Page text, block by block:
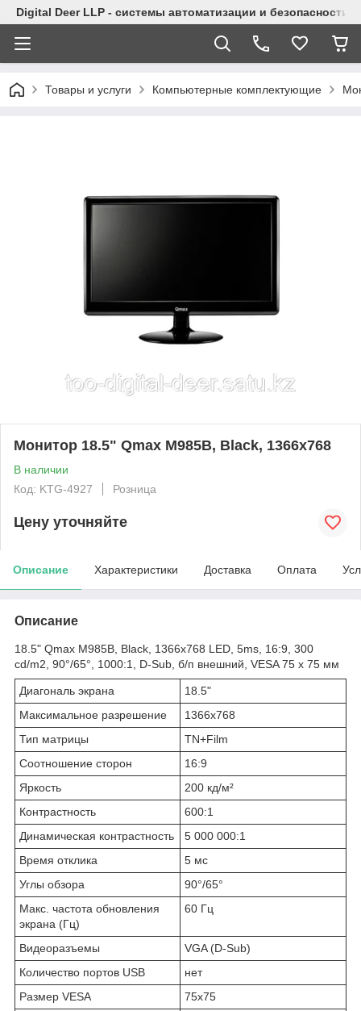
Digital Deer LLP - системы автоматизации и безопасности
Товары и услуги Компьютерные комплектующие
Монитор 18.5" Qmax M985B, Black, 1366x768
В наличии
Код: KTG-4927
Розница
Цену уточняйте
Описание Характеристики Доставка Оплата
Описание
18.5" Qmax M985B, Black, 1366x768 LED, 5ms, 16:9, 300
cd/m2, 90°/65°, 1000:1, D-Sub, б/п внешний, VESA 75 x 75 мм
Диагональ экрана
18.5"
Максимальное разрешение
1366x768
Тип матрицы
TN+Film
Соотношение сторон
16:9
Яркость
200 кд/м²
Контрастность
600:1
Динамическая контрастность
5 000 000:1
Время отклика
5 мс
Углы обзора
90°/65°
Макс. частота обновления
экрана (Гц)
60 Гц
Видеоразъемы
VGA (D-Sub)
Количество портов USB
нет
Размер VESA
75х75